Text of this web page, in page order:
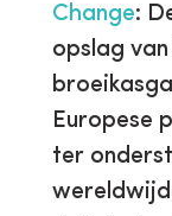
Change:
opslag
Europese
ter